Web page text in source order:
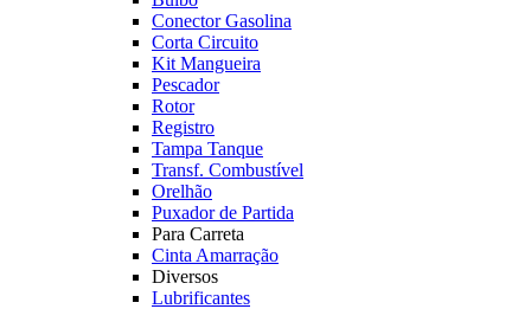
Conector Gasolina
Corta Circuito
Kit Mangueira
Pescador
Rotor
Registro
Tampa Tanque
Transf. Combustível
Orelhão
Puxador de Partida
Para Carreta
Cinta Amarração
Diversos
Lubrificantes